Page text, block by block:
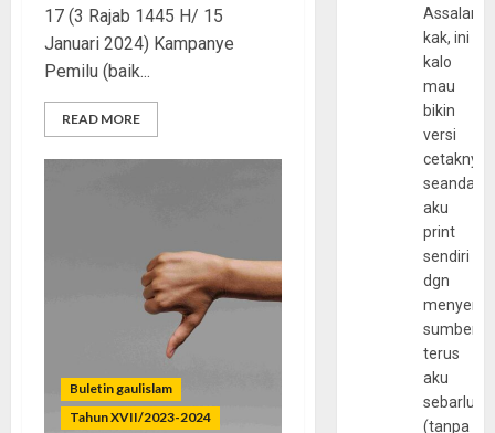
17 (3 Rajab 1445 H/ 15
Januari 2024) Kampanye
Pemilu (baik...
READ MORE
Buletin gaulislam
Tahun XVII/2023-2024
kak, ini
kalo
mau
bikin
versi
cetaknya
aku
print
sendiri
dgn
sumber
terus
aku
(tanpa